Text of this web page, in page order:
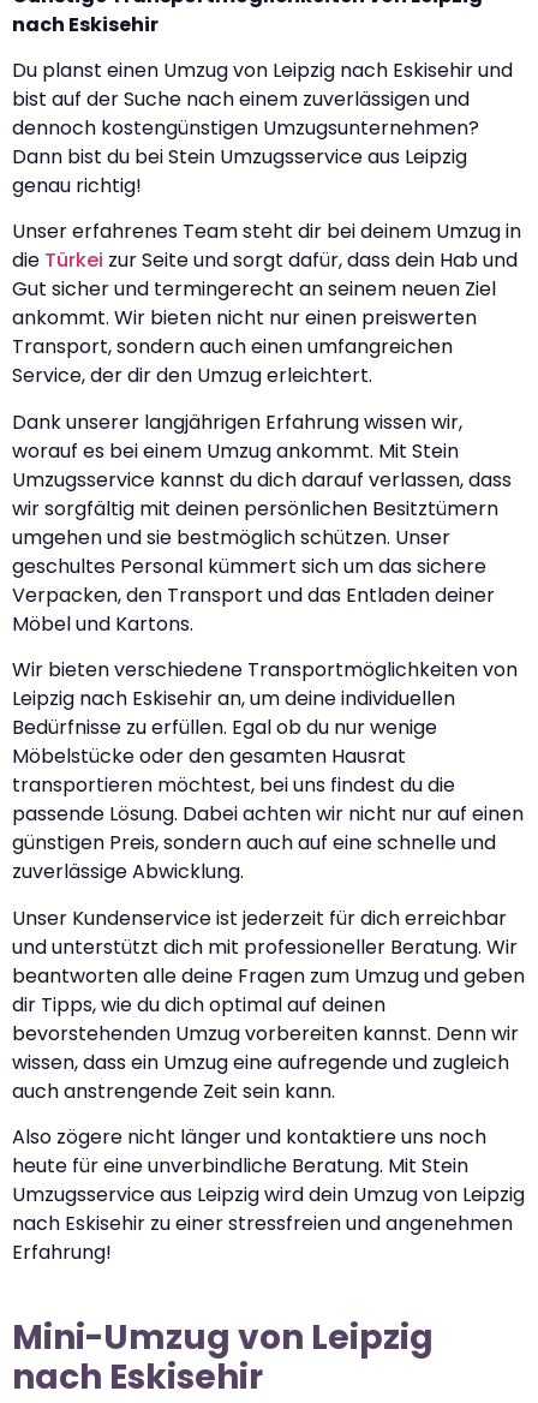
nach Eskisehir
Du planst einen Umzug von Leipzig nach Eskisehir und
bist auf der Suche nach einem zuverlässigen und
dennoch kostengünstigen Umzugsunternehmen?
Dann bist du bei Stein Umzugsservice aus Leipzig
genau richtig!
Unser erfahrenes Team steht dir bei deinem Umzug in
die Türkei zur Seite und sorgt dafür, dass dein Hab und
Gut sicher und termingerecht an seinem neuen Ziel
ankommt. Wir bieten nicht nur einen preiswerten
Transport, sondern auch einen umfangreichen
Service, der dir den Umzug erleichtert.
Dank unserer langjährigen Erfahrung wissen wir,
worauf es bei einem Umzug ankommt. Mit Stein
Umzugsservice kannst du dich darauf verlassen, dass
wir sorgfältig mit deinen persönlichen Besitztümern
umgehen und sie bestmöglich schützen. Unser
geschultes Personal kümmert sich um das sichere
Verpacken, den Transport und das Entladen deiner
Möbel und Kartons.
Wir bieten verschiedene Transportmöglichkeiten von
Leipzig nach Eskisehir an, um deine individuellen
Bedürfnisse zu erfüllen. Egal ob du nur wenige
Möbelstücke oder den gesamten Hausrat
transportieren möchtest, bei uns findest du die
passende Lösung. Dabei achten wir nicht nur auf einen
günstigen Preis, sondern auch auf eine schnelle und
zuverlässige Abwicklung.
Unser Kundenservice ist jederzeit für dich erreichbar
und unterstützt dich mit professioneller Beratung. Wir
beantworten alle deine Fragen zum Umzug und geben
dir Tipps, wie du dich optimal auf deinen
bevorstehenden Umzug vorbereiten kannst. Denn wir
wissen, dass ein Umzug eine aufregende und zugleich
auch anstrengende Zeit sein kann.
Also zögere nicht länger und kontaktiere uns noch
heute für eine unverbindliche Beratung. Mit Stein
Umzugsservice aus Leipzig wird dein Umzug von Leipzig
nach Eskisehir zu einer stressfreien und angenehmen
Erfahrung!
Mini-Umzug von Leipzig
nach Eskisehir